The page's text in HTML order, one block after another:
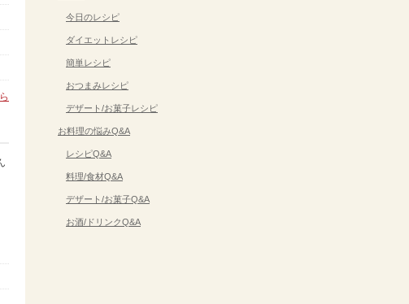
今日のレシピ
ダイエットレシピ
簡単レシピ
おつまみレシピ
デザート/お菓子レシピ
お料理の悩みQ&A
レシピQ&A
料理/食材Q&A
デザート/お菓子Q&A
お酒/ドリンクQ&A